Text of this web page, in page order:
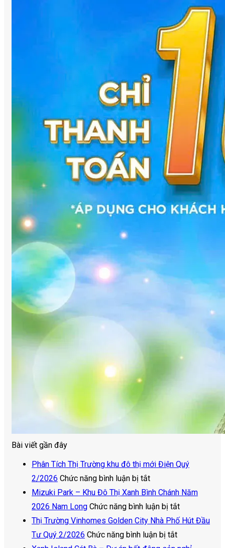
Bài viết gần đây
Phân Tích Thị Trường khu đô thị mới Điện Quý
2/2026 Chức năng bình luận bị tắtở
Phân
Tích
Thị
Trường
Mizuki Park – Khu Đô Thị Xanh Bình Chánh Năm
2026 Nam Long Chức năng bình luận bị tắtở
Mizuki
Thị Trường Vinhomes Golden City Nhà Phố Hút Đầu
Tư Quý 2/2026 Chức năng bình luận bị tắtở